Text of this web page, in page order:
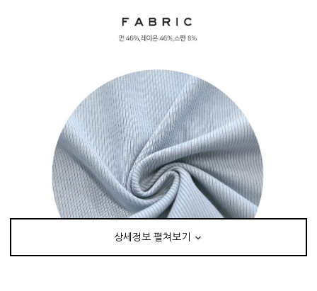
상세정보 펼쳐보기